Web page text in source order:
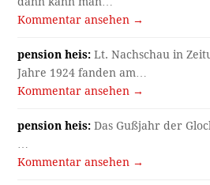
Kommentar ansehen →
pension heis: Lt. Nachschau in
Jahre 1924 fanden am…
Kommentar ansehen →
pension heis: Das Gußjahr der
…
Kommentar ansehen →